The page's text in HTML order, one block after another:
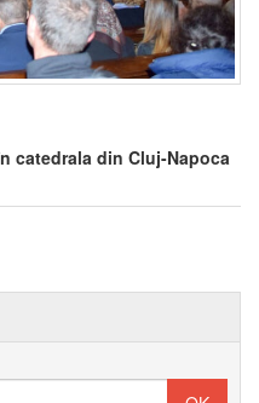
catedrala din Cluj-Napoca